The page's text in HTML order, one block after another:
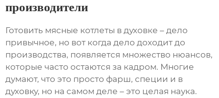
производители
Готовить мясные котлеты в духовке – дело
привычное, но вот когда дело доходит до
производства, появляется множество нюансов,
которые часто остаются за кадром. Многие
думают, что это просто фарш, специи и в
духовку, но на самом деле – это целая наука.